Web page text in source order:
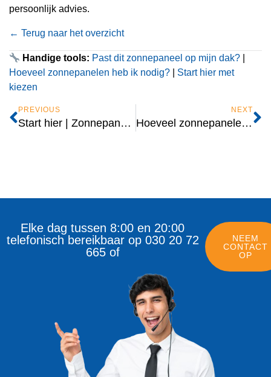
persoonlijk advies.
← Terug naar het overzicht
Handige tools: Past dit zonnepaneel op mijn dak?
Hoeveel zonnepanelen heb ik nodig?
Start hier met
kiezen
PREVIOUS
Start hier | Zonnepanelen voor camper, boot, caravan & off-grid
NEXT
Hoeveel zonnepanelen heb ik nodig? | Calculator voor camper, boot & off-grid
Elke dag tussen 8:00 en 20:00
telefonisch bereikbaar op 030 20 72
665 of
NEEM
CONTACT
OP